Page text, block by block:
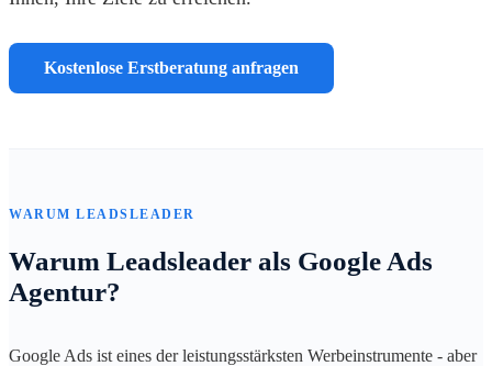
Kostenlose Erstberatung anfragen
WARUM LEADSLEADER
Warum Leadsleader als Google Ads
Agentur?
Google Ads ist eines der leistungsstärksten Werbeinstrumente - aber